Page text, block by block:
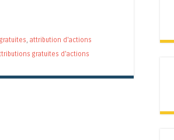
, attribution d'actions
gratuites d'actions